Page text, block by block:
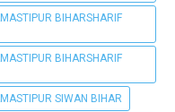
BIHARSHARIF
BIHARSHARIF
SIWAN BIHAR